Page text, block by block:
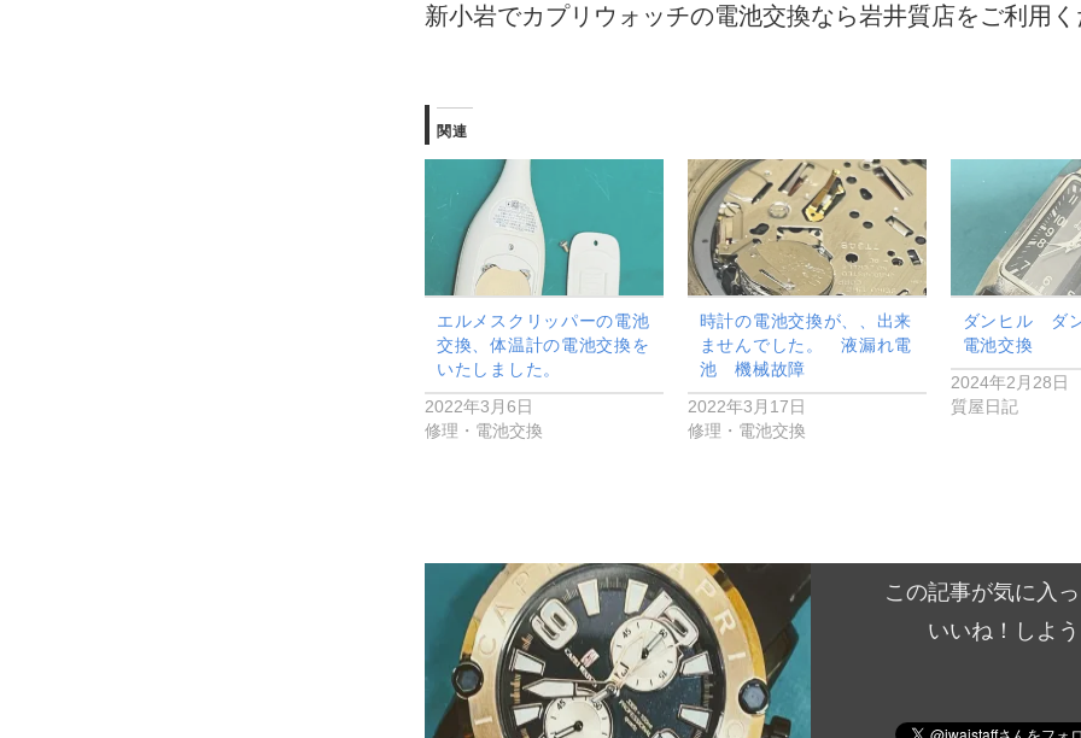
新小岩でカプリウォッチの電池交換なら岩井質店をご利用
関連
エルメスクリッパーの電池
交換、体温計の電池交換を
いたしました。
2022年3月6日
修理・電池交換
時計の電池交換が、、出来
ませんでした。 液漏れ電
池 機械故障
2022年3月17日
修理・電池交換
ダンヒル ダ
電池交換
2024年2月28日
質屋日記
この記事が気に入
いいね！しよう